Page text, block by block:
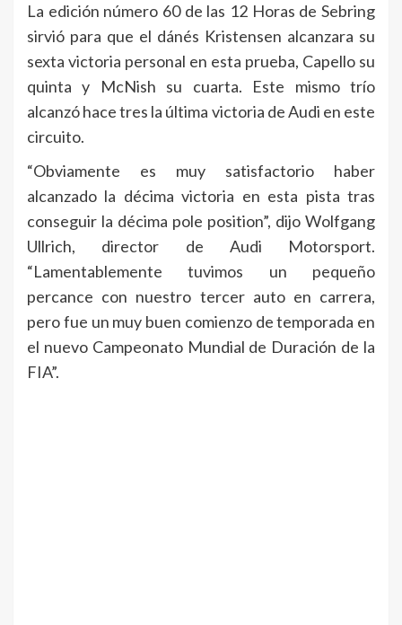
La edición número 60 de las 12 Horas de Sebring
sirvió para que el dánés Kristensen alcanzara su
sexta victoria personal en esta prueba, Capello su
quinta y McNish su cuarta. Este mismo trío
alcanzó hace tres la última victoria de Audi en este
circuito.
“Obviamente es muy satisfactorio haber
alcanzado la décima victoria en esta pista tras
conseguir la décima pole position”, dijo Wolfgang
Ullrich, director de Audi Motorsport.
“Lamentablemente tuvimos un pequeño
percance con nuestro tercer auto en carrera,
pero fue un muy buen comienzo de temporada en
el nuevo Campeonato Mundial de Duración de la
FIA”.